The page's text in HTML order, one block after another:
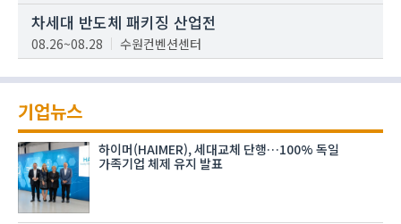
차세대 반도체 패키징 산업전
08.26~08.28 수원컨벤션센터
기업뉴스
하이머(HAIMER), 세대교체 단행…100% 독일
가족기업 체제 유지 발표